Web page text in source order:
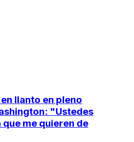
llanto en pleno
"Ustedes
me quieren de